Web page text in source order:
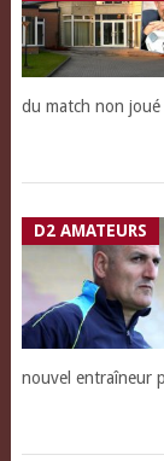
du match non
D2 AMATEURS
nouvel entraîneur